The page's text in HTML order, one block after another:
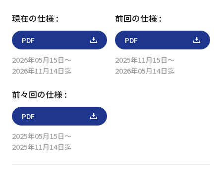
PDF
2026年05月15日～
2026年11月14日迄
PDF
2025年11月15日～
2026年05月14日迄
PDF
2025年05月15日～
2025年11月14日迄